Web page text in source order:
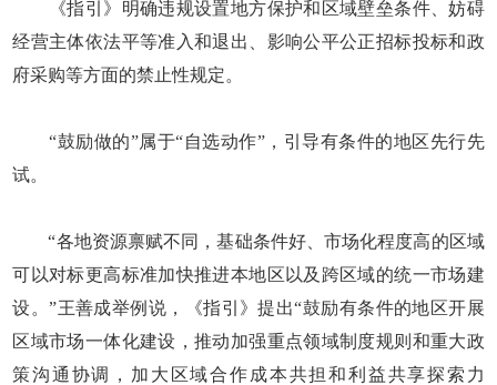
《指引》明确违规设置地方保护和区域壁垒条件、妨碍
经营主体依法平等准入和退出、影响公平公正招标投标和政
府采购等方面的禁止性规定。
“鼓励做的”属于“自选动作”，引导有条件的地区先行先
试。
“各地资源禀赋不同，基础条件好、市场化程度高的区域
可以对标更高标准加快推进本地区以及跨区域的统一市场建
设。”王善成举例说，《指引》提出“鼓励有条件的地区开展
区域市场一体化建设，推动加强重点领域制度规则和重大政
策沟通协调，加大区域合作成本共担和利益共享探索力